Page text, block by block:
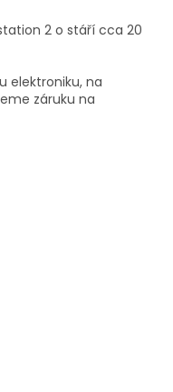
2 o stáří cca 20
elektroniku, na
záruku na